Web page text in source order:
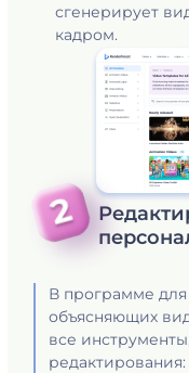
сгенерирует
кадром.
В программе
объясняющих
все